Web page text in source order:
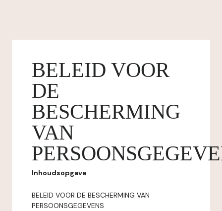
BELEID VOOR
DE
BESCHERMING
VAN
Inhoudsopgave
BELEID VOOR DE BESCHERMING VAN
PERSOONSGEGEVENS